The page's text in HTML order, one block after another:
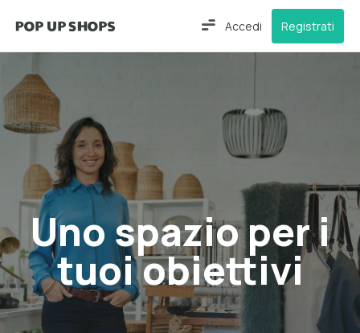
Accedi Registrati
Uno spazio per i
tuoi obiettivi